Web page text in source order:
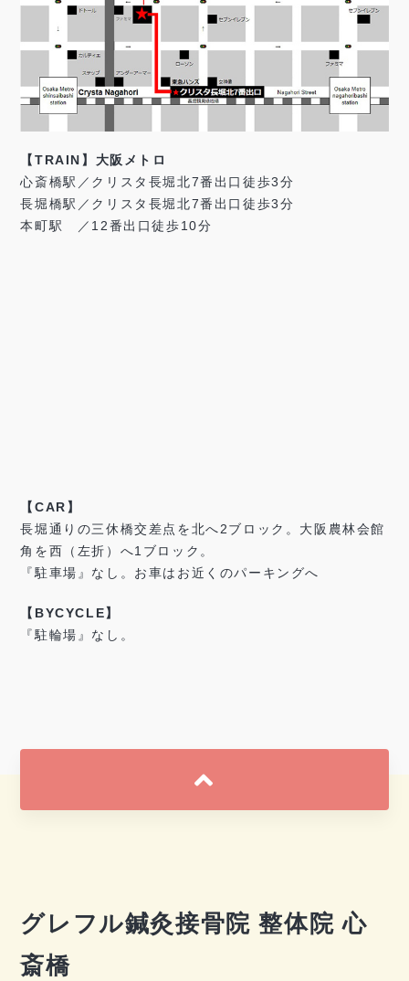
【TRAIN】大阪メトロ
心斎橋駅／クリスタ長堀北7番出口徒歩3分
長堀橋駅／クリスタ長堀北7番出口徒歩3分
本町駅 ／12番出口徒歩10分
【CAR】
長堀通りの三休橋交差点を北へ2ブロック。大阪農林会館
角を西（左折）へ1ブロック。
『駐車場』なし。お車はお近くのパーキングへ
【BYCYCLE】
『駐輪場』なし。
グレフル鍼灸接骨院 整体院 心
斎橋